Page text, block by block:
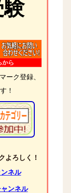
ーク登録、
！
よろしく！
ネル
ンネル